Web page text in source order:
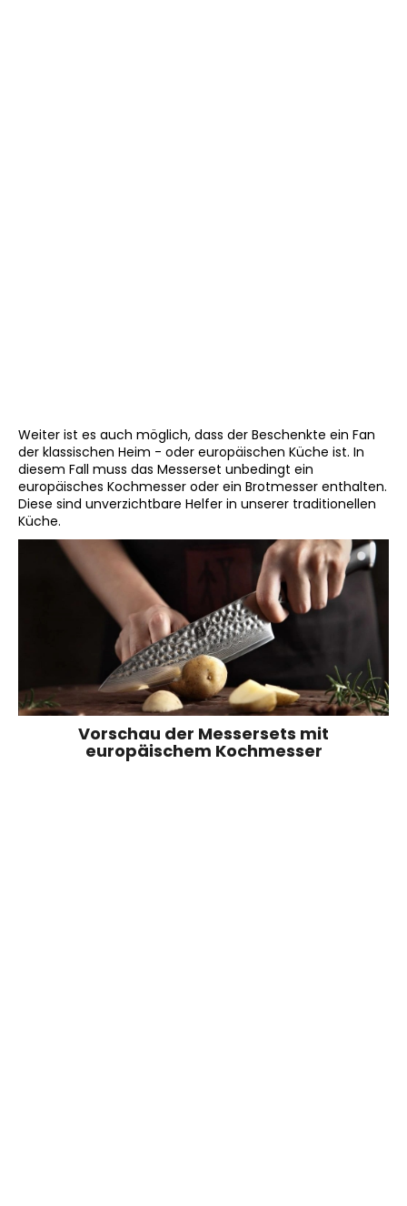
Weiter ist es auch möglich, dass der Beschenkte ein Fan
der klassischen Heim - oder europäischen Küche ist. In
diesem Fall muss das Messerset unbedingt ein
europäisches Kochmesser oder ein Brotmesser enthalten.
Diese sind unverzichtbare Helfer in unserer traditionellen
Küche.
Vorschau der Messersets mit
europäischem Kochmesser